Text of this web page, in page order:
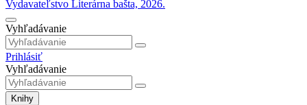
Vyhľadávanie
Prihlásiť
Vyhľadávanie
Knihy